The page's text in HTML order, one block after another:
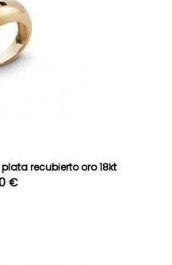
recubierto oro 18kt
€